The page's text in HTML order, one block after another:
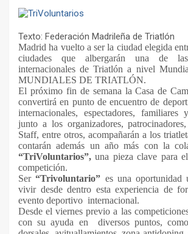
Texto: Federación Madrileña de Triatlón
Madrid ha vuelto a ser la ciudad elegida
ciudades que albergarán una de
internacionales de Triatlón a nivel
MUNDIALES DE TRIATLÓN.
El próximo fin de semana la Casa de
convertirá en punto de encuentro de
internacionales, espectadores,
junto a los organizadores,
Staff, entre otros, acompañarán a los
contarán además un año más con la
“TriVoluntarios”, una pieza clave para
competición.
Ser“Trivoluntario” es una oportunidad
vivir desde dentro esta experiencia de
evento deportivo internacional.
Desde el viernes previo a las
con su ayuda en diversos puntos,